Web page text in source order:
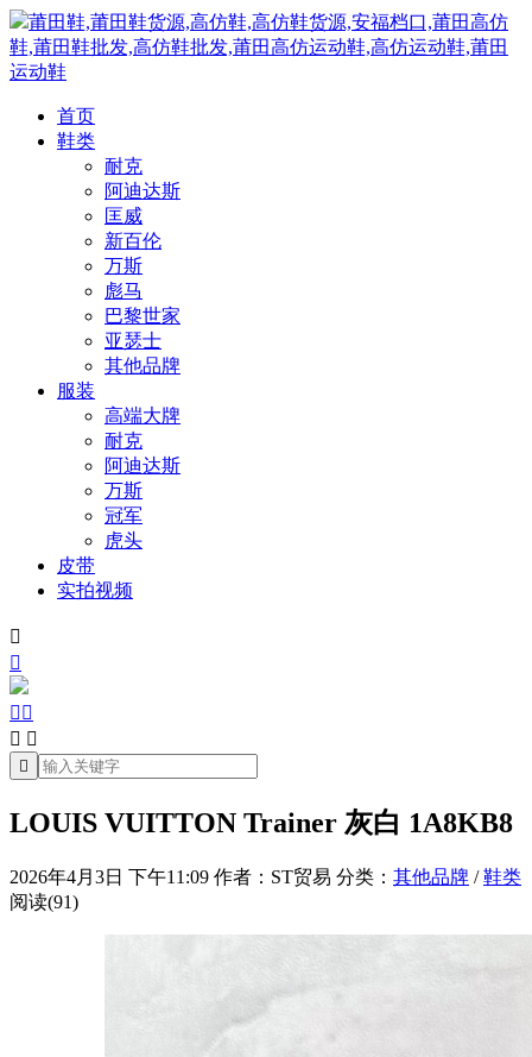
莆田鞋,莆田鞋货源,高仿鞋,高仿鞋货源,安福档口,莆田高仿
鞋,莆田鞋批发,高仿鞋批发,莆田高仿运动鞋,高仿运动鞋,莆田
运动鞋
首页
鞋类
耐克
阿迪达斯
匡威
新百伦
万斯
彪马
巴黎世家
亚瑟士
其他品牌
服装
高端大牌
耐克
阿迪达斯
万斯
冠军
虎头
皮带
实拍视频


 
 

LOUIS VUITTON Trainer 灰白 1A8KB8
2026年4月3日 下午11:09 作者：ST贸易 分类： 其他品牌 /鞋类
阅读(91)